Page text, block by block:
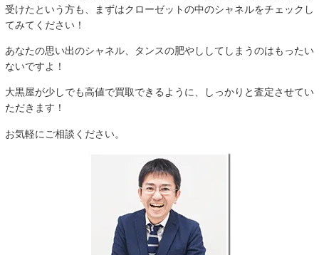
受けたという方も、まずはクローゼットの中のシャネルをチェックし
てみてください！
あなたの思い出のシャネル、タンスの肥やししてしまうのはもったい
ないですよ！
大黒屋が少しでも高値で買取できるように、しっかりと査定させてい
ただきます！
お気軽にご相談ください。